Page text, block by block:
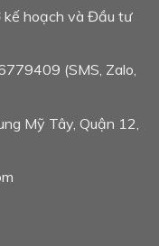
hoạch và Đầu tư
(SMS, Zalo,
Mỹ Tây, Quận 12,